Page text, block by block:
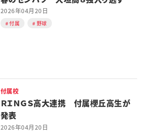
2026年04月20日
付属 野球
付属校
ＲＩＮＧＳ高大連携 付属櫻丘高生が
発表
2026年04月20日